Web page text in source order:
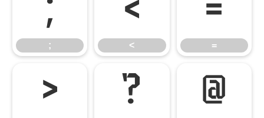
;
;
<
<
=
=
> ? @